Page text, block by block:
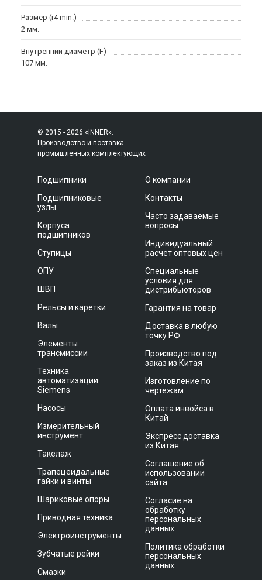
Размер (r4 min.)
2 мм.
Внутренний диаметр (F)
107 мм.
© 2015 - 2026 «INNER»:
Производство и поставка
промышленных комплектующих
Подшипники
Подшипниковые
узлы
Корпуса
подшипников
Ступицы
ОПУ
ШВП
Рельсы и каретки
Валы
Элементы
трансмиссии
Техника
автоматизации
Siemens
Насосы
Измерительный
инструмент
Такелаж
Трапецеидальные
гайки и винты
Шариковые опоры
Приводная техника
Электроинструменты
Зубчатые рейки
Смазки
О компании
Контакты
Часто задаваемые
вопросы
Индивидуальный
расчет оптовых цен
Специальные
условия для
дистрибьюторов
Гарантия на товар
Доставка в любую
точку РФ
Производство под
заказ из Китая
Изготовление по
чертежам
Оплата инвойса в
Китай
Экспресс доставка
из Китая
Соглашение об
использовании
сайта
Согласие на
обработку
персональных
данных
Политика обработки
персональных
данных